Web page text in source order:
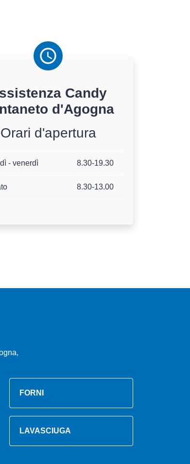
Candy
d'Agogna
Orari d'apertura
- venerdì 8.30-19.30
8.30-13.00
FORNI
LAVASCIUGA